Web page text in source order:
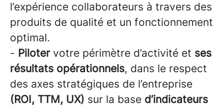
l’expérience collaborateurs à travers des
produits de qualité et un fonctionnement
optimal.
- Piloter votre périmètre d’activité et ses
résultats opérationnels, dans le respect
des axes stratégiques de l’entreprise
(ROI, TTM, UX) sur la base d’indicateurs